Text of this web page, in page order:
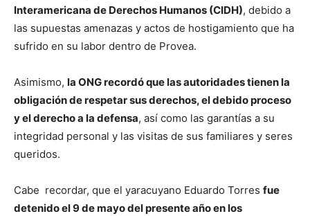
Interamericana de Derechos Humanos (CIDH), debido a
las supuestas amenazas y actos de hostigamiento que ha
sufrido en su labor dentro de Provea.
Asimismo, la ONG recordó que las autoridades tienen la
obligación de respetar sus derechos, el debido proceso
y el derecho a la defensa, así como las garantías a su
integridad personal y las visitas de sus familiares y seres
queridos.
Cabe recordar, que el yaracuyano Eduardo Torres fue
detenido el 9 de mayo del presente año en los